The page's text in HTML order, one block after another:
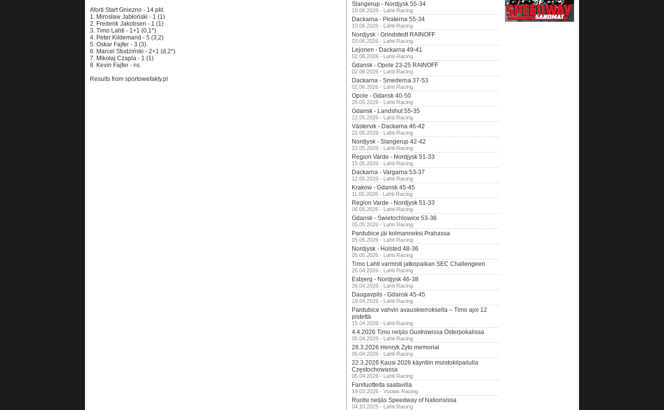
Aforti Start Gniezno - 14 pkt.
1. Mirosław Jabłoński - 1 (1)
2. Frederik Jakobsen - 1 (1)
3. Timo Lahti - 1+1 (0,1*)
4. Peter Kildemand - 5 (3,2)
5. Oskar Fajfer - 3 (3)
6. Marcel Studziński - 2+1 (d,2*)
7. Mikołaj Czapla - 1 (1)
8. Kevin Fajfer - ns
Results from sportowefakty.pl
Slangerup - Nordjysk 55-34
10.06.2026 - Lahti Racing
Dackarna - Piraterna 55-34
10.06.2026 - Lahti Racing
Nordjysk - Grindstedt RAINOFF
03.06.2026 - Lahti Racing
Lejonen - Dackarna 49-41
02.06.2026 - Lahti Racing
Gdansk - Opole 23-25 RAINOFF
02.06.2026 - Lahti Racing
Dackarna - Smederna 37-53
02.06.2026 - Lahti Racing
Opole - Gdansk 40-50
25.05.2026 - Lahti Racing
Gdansk - Landshut 55-35
22.05.2026 - Lahti Racing
Västervik - Dackarna 46-42
22.05.2026 - Lahti Racing
Nordjysk - Slangerup 42-42
22.05.2026 - Lahti Racing
Region Varde - Nordjysk 51-33
15.05.2026 - Lahti Racing
Dackarna - Vargarna 53-37
12.05.2026 - Lahti Racing
Krakow - Gdansk 45-45
11.05.2026 - Lahti Racing
Region Varde - Nordjysk 51-33
06.05.2026 - Lahti Racing
Gdansk - Swietochlowice 53-36
05.05.2026 - Lahti Racing
Pardubice jäi kolmanneksi Prahassa
05.05.2026 - Lahti Racing
Nordjysk - Holsted 48-36
05.05.2026 - Lahti Racing
Timo Lahti varmisti jatkopaikan SEC Challengeen
26.04.2026 - Lahti Racing
Esbjerg - Nordjysk 46-38
26.04.2026 - Lahti Racing
Daugavpils - Gdansk 45-45
19.04.2026 - Lahti Racing
Pardubice vahvin avauskierroksella – Timo ajoi 12
pistettä
15.04.2026 - Lahti Racing
4.4.2026 Timo neljäs Gustrowissa Osterpokalissa
05.04.2026 - Lahti Racing
28.3.2026 Henryk Zyto memorial
05.04.2026 - Lahti Racing
22.3.2026 Kausi 2026 käyntiin muistokilpailulla
Częstochowassa
05.04.2026 - Lahti Racing
Fanituotteita saatavilla
19.03.2026 - Vuolas Racing
Ruotsi neljäs Speedway of Nationsissa
04.10.2025 - Lahti Racing